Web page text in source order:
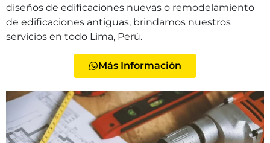
diseños de edificaciones nuevas o remodelamiento
de edificaciones antiguas, brindamos nuestros
servicios en todo Lima, Perú.
Más Información